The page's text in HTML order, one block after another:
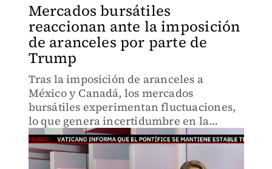
Mercados bursátiles
reaccionan ante la imposición
de aranceles por parte de
Trump
Tras la imposición de aranceles a
México y Canadá, los mercados
bursátiles experimentan fluctuaciones,
lo que genera incertidumbre en la
economía global.